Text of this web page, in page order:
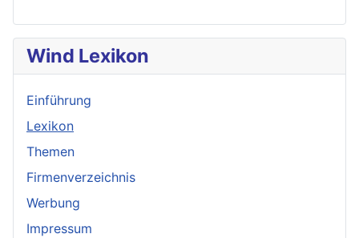
Wind Lexikon
Einführung
Lexikon
Themen
Firmenverzeichnis
Werbung
Impressum